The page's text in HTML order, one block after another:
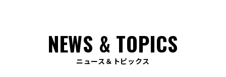
NEWS & TOPICS
ニュース＆トピックス